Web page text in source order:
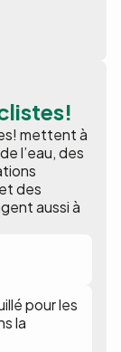
mettent à
l’eau, des
des
aussi à
pour les
la